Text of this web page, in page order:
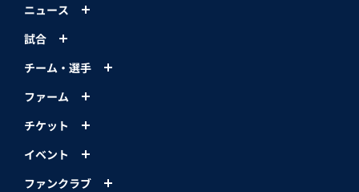
ニュース
試合
チーム・選手
ファーム
チケット
イベント
ファンクラブ